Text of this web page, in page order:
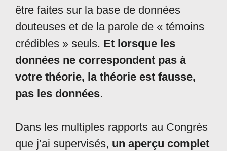
être faites sur la base de données
douteuses et de la parole de « témoins
crédibles » seuls. Et lorsque les
données ne correspondent pas à
votre théorie, la théorie est fausse,
pas les données.
Dans les multiples rapports au Congrès
que j’ai supervisés, un aperçu complet